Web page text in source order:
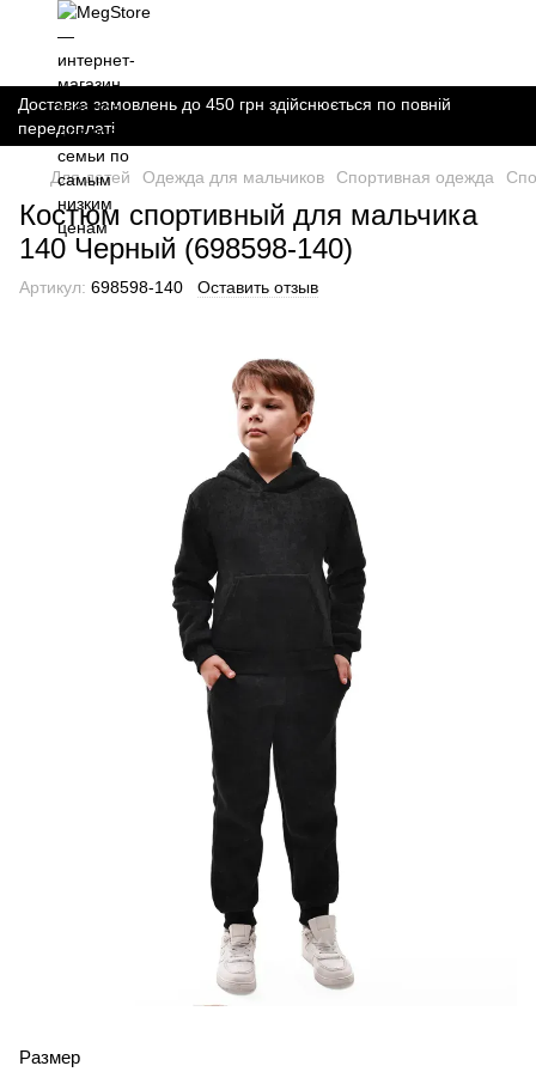
Доставка замовлень до 450 грн здійснюється по повній
передоплаті
Для детей Одежда для мальчиков Спортивная одежда
Костюм спортивный для мальчика
140 Черный (698598-140)
Артикул: 698598-140 Оставить отзыв
Размер